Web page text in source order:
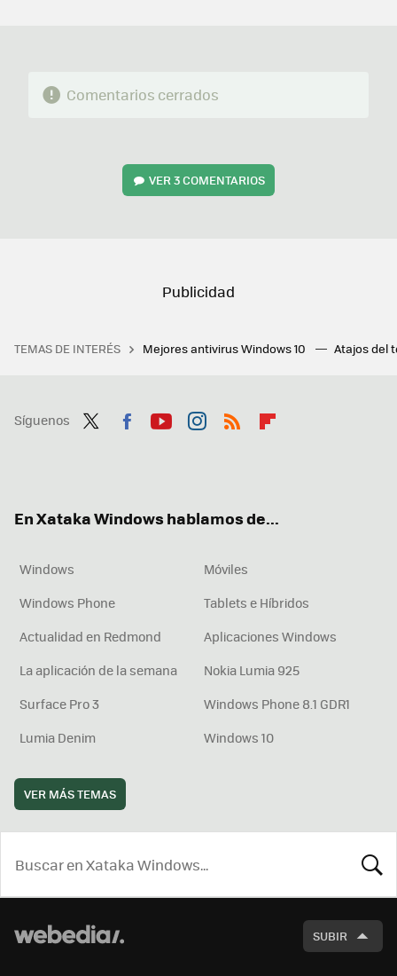
Comentarios cerrados
VER3 COMENTARIOS
TEMAS DE INTERÉS Mejores antivirus Windows 10 Atajos del
Síguenos
En Xataka Windows hablamos de...
Windows
Móviles
Windows Phone
Tablets e Híbridos
Actualidad en Redmond
Aplicaciones Windows
La aplicación de la semana
Nokia Lumia 925
Surface Pro 3
Windows Phone 8.1 GDR1
Lumia Denim
Windows 10
VER MÁS TEMAS
SUBIR